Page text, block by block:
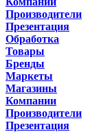
Производители
Презентация
Обработка
Товары
Бренды
Маркеты
Магазины
Компании
Производители
Презентация